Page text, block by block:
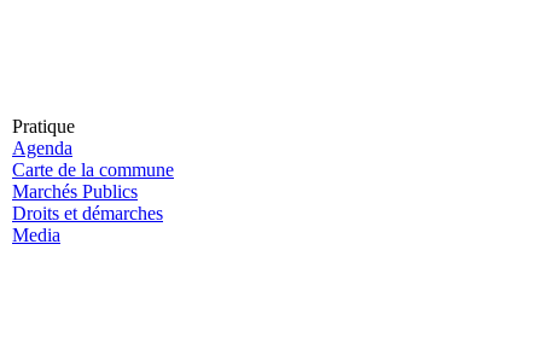
Pratique
Agenda
Carte de la commune
Marchés Publics
Droits et démarches
Media